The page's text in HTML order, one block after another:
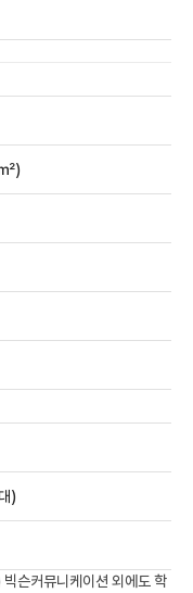
)
)
빅슨커뮤니케이션 외에도 학